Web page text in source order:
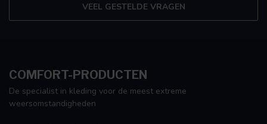
VEEL GESTELDE VRAGEN
COMFORT-PRODUCTEN
De specialist in kleding voor de meest extreme
weersomstandigheden